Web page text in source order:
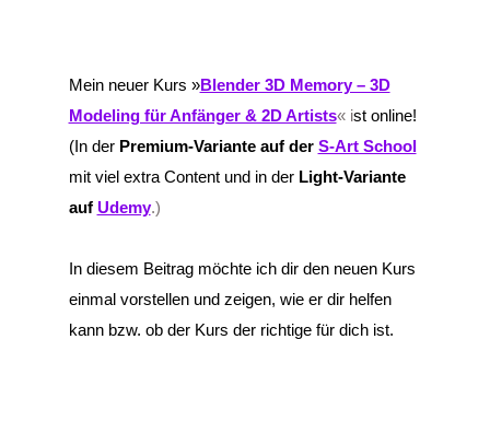
Mein neuer Kurs »Blender 3D Memory – 3D
Modeling für Anfänger & 2D Artists« ist online!
(In der Premium-Variante auf der S-Art School
mit viel extra Content und in der Light-Variante
auf Udemy.)
In diesem Beitrag möchte ich dir den neuen Kurs
einmal vorstellen und zeigen, wie er dir helfen
kann bzw. ob der Kurs der richtige für dich ist.